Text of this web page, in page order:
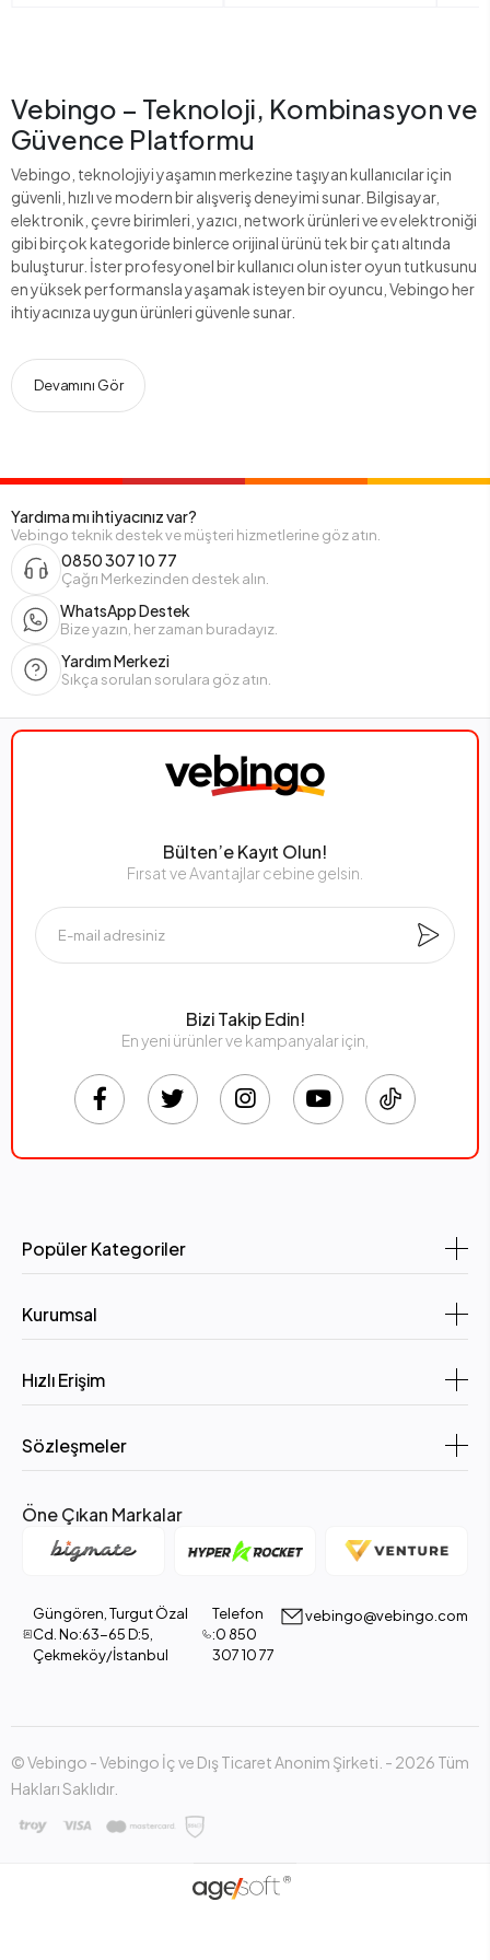
Vebingo – Teknoloji, Kombinasyon ve
Güvence Platformu
Vebingo, teknolojiyi yaşamın merkezine taşıyan kullanıcılar için
güvenli, hızlı ve modern bir alışveriş deneyimi sunar. Bilgisayar,
elektronik, çevre birimleri, yazıcı, network ürünleri ve ev elektroniği
gibi birçok kategoride binlerce orijinal ürünü tek bir çatı altında
buluşturur. İster profesyonel bir kullanıcı olun ister oyun tutkusunu
en yüksek performansla yaşamak isteyen bir oyuncu, Vebingo her
ihtiyacınıza uygun ürünleri güvenle sunar.
Devamını Gör
Yardıma mı ihtiyacınız var?
Vebingo teknik destek ve müşteri hizmetlerine göz atın.
0850 307 10 77
Çağrı Merkezinden destek alın.
WhatsApp Destek
Bize yazın, her zaman buradayız.
Yardım Merkezi
Sıkça sorulan sorulara göz atın.
Bülten’e Kayıt Olun!
Fırsat ve Avantajlar cebine gelsin.
Bizi Takip Edin!
En yeni ürünler ve kampanyalar için,
Popüler Kategoriler
Kurumsal
Hızlı Erişim
Sözleşmeler
Öne Çıkan Markalar
Güngören, Turgut Özal
Cd. No:63-65 D:5,
Çekmeköy/İstanbul
Telefon
:0 850
307 10 77
vebingo@vebingo.com
© Vebingo - Vebingo İç ve Dış Ticaret Anonim Şirketi. - 2026 Tüm
Hakları Saklıdır.